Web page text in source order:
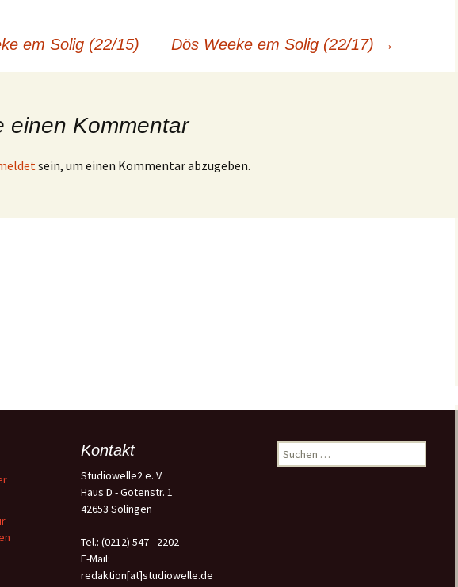
em Solig (22/15) Dös Weeke em Solig (22/17) →
einen Kommentar
sein, um einen Kommentar abzugeben.
Kontakt
Studiowelle2 e. V.
Haus D - Gotenstr. 1
42653 Solingen
Tel.: (0212) 547 - 2202
E-Mail:
redaktion[at]studiowelle.de
Suchen
nach: